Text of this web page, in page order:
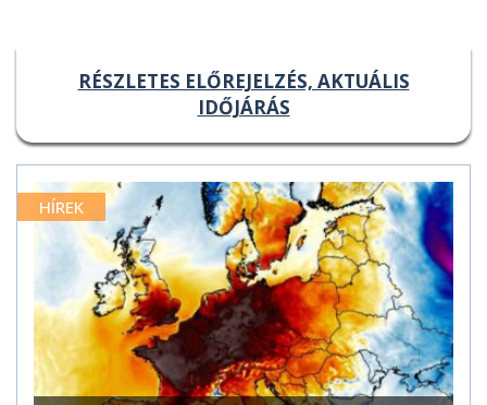
RÉSZLETES ELŐREJELZÉS, AKTUÁLIS
IDŐJÁRÁS
HÍREK